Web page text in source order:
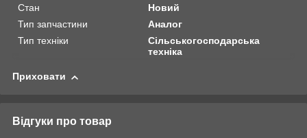
Стан
Новий
Тип запчастини
Аналог
Тип техніки
Сільськогосподарська
техніка
Приховати
Відгуки про товар